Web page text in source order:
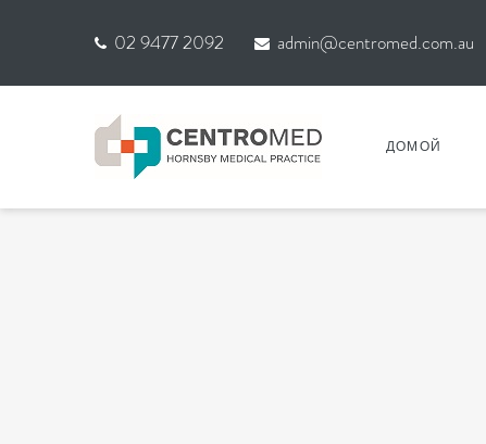
02 9477 2092 admin@centromed.com.au
ДОМОЙ